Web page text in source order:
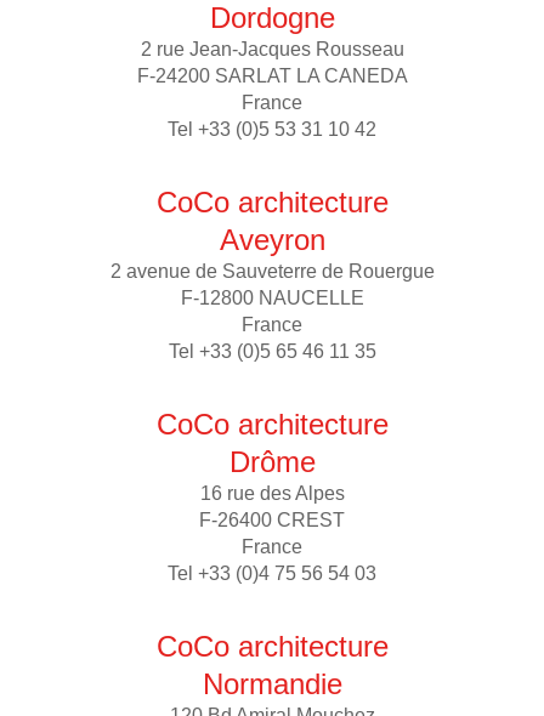
Dordogne
2 rue Jean-Jacques Rousseau
F-24200 SARLAT LA CANEDA
France
Tel +33 (0)5 53 31 10 42
CoCo architecture
Aveyron
2 avenue de Sauveterre de Rouergue
F-12800 NAUCELLE
France
Tel +33 (0)5 65 46 11 35
CoCo architecture
Drôme
16 rue des Alpes
F-26400 CREST
France
Tel +33 (0)4 75 56 54 03
CoCo architecture
Normandie